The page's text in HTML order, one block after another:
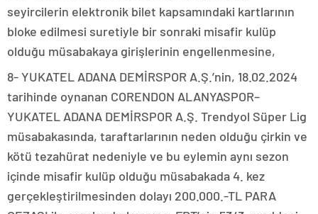
seyircilerin elektronik bilet kapsamındaki kartlarının
bloke edilmesi suretiyle bir sonraki misafir kulüp
olduğu müsabakaya girişlerinin engellenmesine,
8- YUKATEL ADANA DEMİRSPOR A.Ş.’nin, 18.02.2024
tarihinde oynanan CORENDON ALANYASPOR–
YUKATEL ADANA DEMİRSPOR A.Ş. Trendyol Süper Lig
müsabakasında, taraftarlarının neden olduğu çirkin ve
kötü tezahürat nedeniyle ve bu eylemin aynı sezon
içinde misafir kulüp olduğu müsabakada 4. kez
gerçekleştirilmesinden dolayı 200.000.-TL PARA